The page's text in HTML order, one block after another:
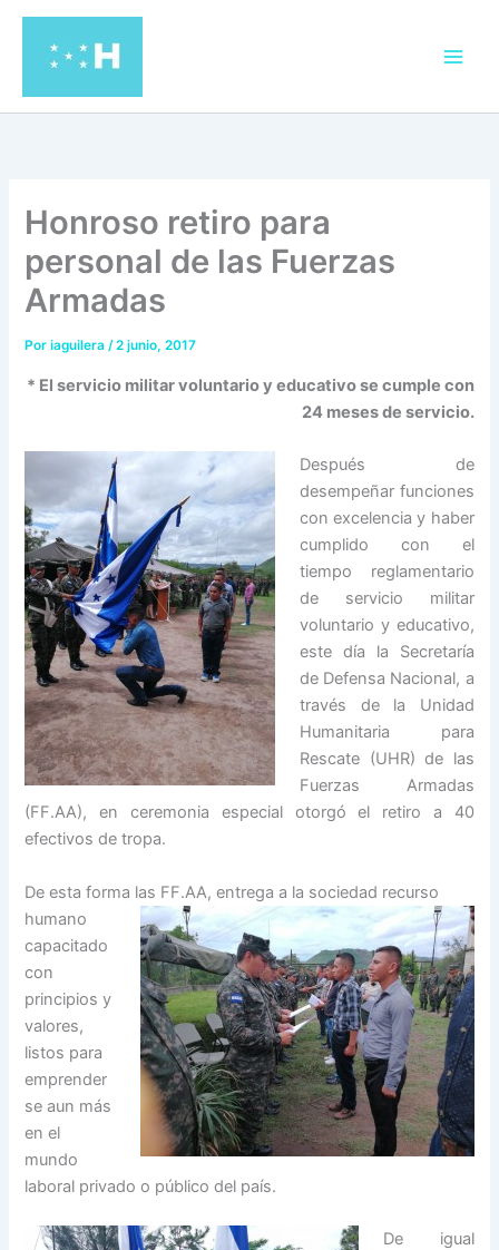
contenido
Honroso retiro para
personal de las Fuerzas
Armadas
Poriaguilera/2 junio, 2017
* El servicio militar voluntario y educativo se cumple con
24 meses de servicio.
Después de
desempeñar funciones
con excelencia y haber
cumplido con el
tiempo reglamentario
de servicio militar
voluntario y educativo,
este día la Secretaría
de Defensa Nacional, a
través de la Unidad
Humanitaria para
Rescate (UHR) de las
Fuerzas Armadas
(FF.AA), en ceremonia especial otorgó el retiro a 40
efectivos de tropa.
De esta forma las FF.AA, entrega a la sociedad recurso
humano
capacitado
con
principios y
valores,
listos para
emprender
se aun más
en el
mundo
laboral privado o público del país.
De igual